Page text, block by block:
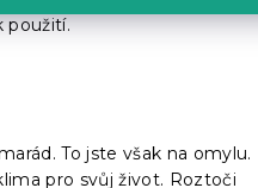
použití.
To jste však na omylu.
pro svůj život. Roztoči